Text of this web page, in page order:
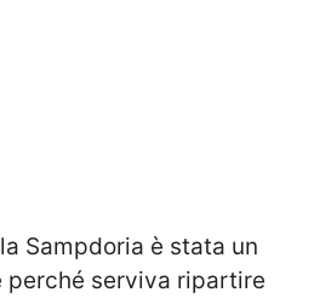
Sampdoria è stata un
perché serviva ripartire